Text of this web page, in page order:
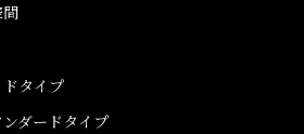
ドタイプ
ダードタイプ